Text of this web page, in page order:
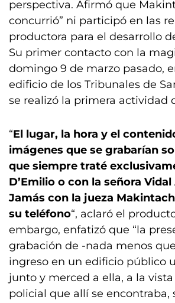
perspectiva. Afirmó que
concurrió” ni participó en las
productora para el desarrollo
Su primer contacto con la
domingo 9 de marzo pasado,
edificio de los Tribunales de
se realizó la primera actividad
“El lugar, la hora y el
imágenes que se grabarían
que siempre traté
D’Emilio o con la señora
Jamás con la jueza
su teléfono“, aclaró el
embargo, enfatizó que “la
grabación de -nada menos
ingreso en un edificio público
junto y merced a ella, a la
policial que allí se encontraba,